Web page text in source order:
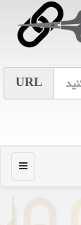
URL
منو